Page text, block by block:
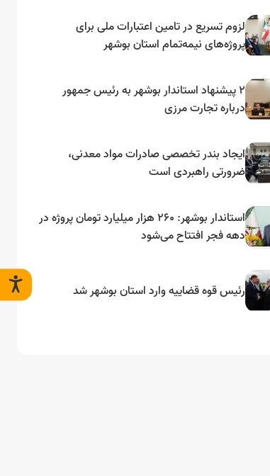
لزوم تسریع در تامین اعتبارات ملی برای
پروژه‌های نیمه‌تمام استان بوشهر
۲ پیشنهاد استاندار بوشهر به رئیس جمهور
درباره تجارت مرزی
ایجاد بندر تخصصی صادرات مواد معدنی،
ضرورتی راهبردی است
استاندار بوشهر: ۲۶۰ هزار میلیارد تومان پروژه در
دهه فجر افتتاح می‌شود
رئیس قوه قضاییه وارد استان بوشهر شد